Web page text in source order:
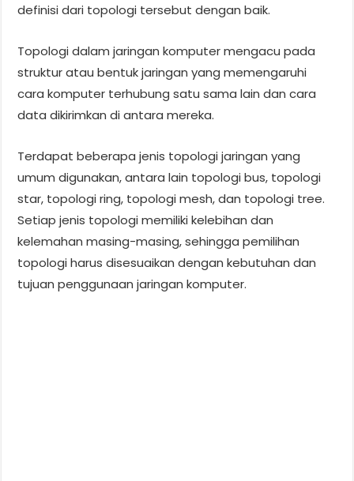
definisi dari topologi tersebut dengan baik.
Topologi dalam jaringan komputer mengacu pada
struktur atau bentuk jaringan yang memengaruhi
cara komputer terhubung satu sama lain dan cara
data dikirimkan di antara mereka.
Terdapat beberapa jenis topologi jaringan yang
umum digunakan, antara lain topologi bus, topologi
star, topologi ring, topologi mesh, dan topologi tree.
Setiap jenis topologi memiliki kelebihan dan
kelemahan masing-masing, sehingga pemilihan
topologi harus disesuaikan dengan kebutuhan dan
tujuan penggunaan jaringan komputer.